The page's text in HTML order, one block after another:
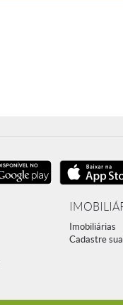
Imobiliárias
Cadastre